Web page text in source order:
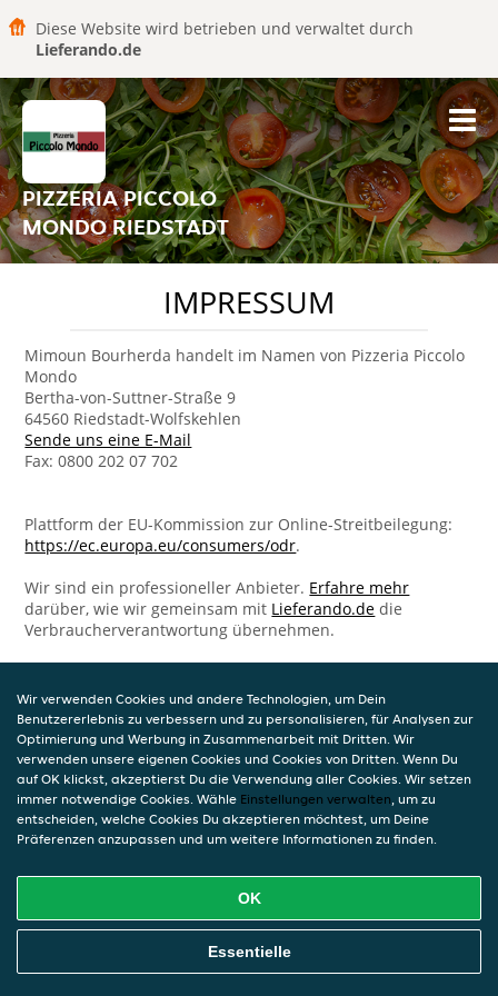
Diese Website wird betrieben und verwaltet durch
Lieferando.de
PIZZERIA PICCOLO
MONDO RIEDSTADT
IMPRESSUM
Mimoun Bourherda handelt im Namen von Pizzeria Piccolo
Mondo
Bertha-von-Suttner-Straße 9
64560 Riedstadt-Wolfskehlen
Sende uns eine E-Mail
Fax: 0800 202 07 702
Plattform der EU-Kommission zur Online-Streitbeilegung:
https://ec.europa.eu/consumers/odr.
Wir sind ein professioneller Anbieter. Erfahre mehr
darüber, wie wir gemeinsam mit Lieferando.de die
Verbraucherverantwortung übernehmen.
Wir verwenden Cookies und andere Technologien, um Dein
Benutzererlebnis zu verbessern und zu personalisieren, für Analysen zur
Optimierung und Werbung in Zusammenarbeit mit Dritten. Wir
verwenden unsere eigenen Cookies und Cookies von Dritten. Wenn Du
auf OK klickst, akzeptierst Du die Verwendung aller Cookies. Wir setzen
immer notwendige Cookies. Wähle Einstellungen verwalten, um zu
entscheiden, welche Cookies Du akzeptieren möchtest, um Deine
Präferenzen anzupassen und um weitere Informationen zu finden.
OK
Essentielle